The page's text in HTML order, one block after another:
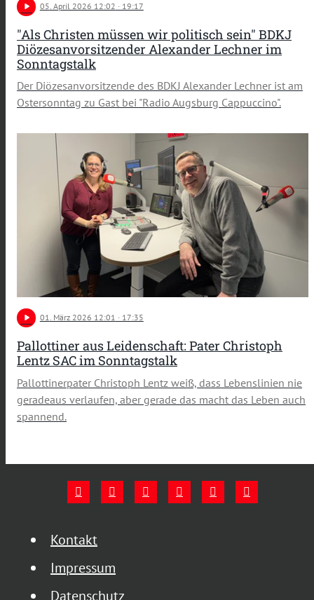
play_arrow 05. April 2026 12:02 · 19:17
"Als Christen müssen wir politisch sein" BDKJ
Diözesanvorsitzender Alexander Lechner im
Sonntagstalk
Der Diözesanvorsitzende des BDKJ Alexander Lechner ist am
Ostersonntag zu Gast bei "Radio Augsburg Cappuccino".
play_arrow 01. März 2026 12:01 · 17:35
Pallottiner aus Leidenschaft: Pater Christoph
Lentz SAC im Sonntagstalk
Pallottinerpater Christoph Lentz weiß, dass Lebenslinien nie
geradeaus verlaufen, aber gerade das macht das Leben auch
spannend.
Kontakt
Impressum
Datenschutz